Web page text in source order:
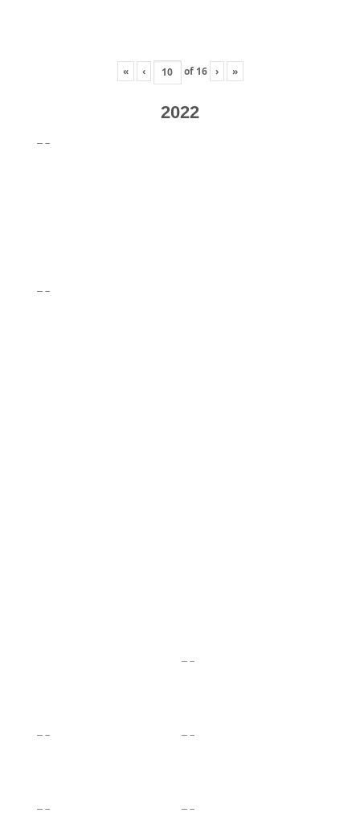
« ‹ of 16 › »
2022